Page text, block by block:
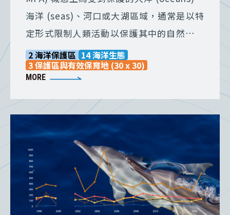
海洋 (seas)、河口或大湖區域，通常是以特
定形式限制人類活動以保護其中的自然或文
化資源，因此海洋保護區佔領海水域之面積
比是重要的永續指標。
2 海洋保護區 14 海洋生態
3 保護區與有效保育地 (30 x 30)
MORE